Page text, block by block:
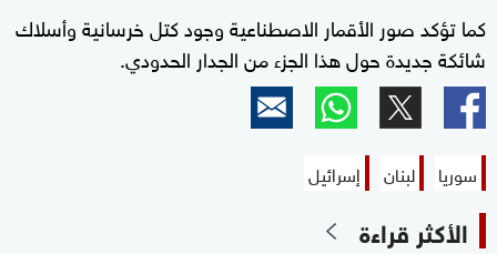
كما تؤكد صور الأقمار الاصطناعية وجود كتل خرسانية وأسلاك
شائكة جديدة حول هذا الجزء من الجدار الحدودي.
سوريا لبنان إسرائيل
الأكثر قراءة